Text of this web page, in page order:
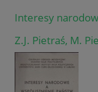
Interesy
Z.J. Pietraś, M.